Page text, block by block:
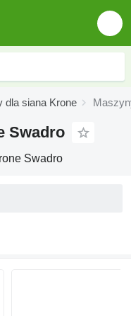
dla siana Krone
Swadro
Swadro